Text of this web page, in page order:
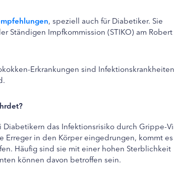
, speziell auch für Diabetiker. Sie
Ständigen Impfkommission (STIKO) am Robert
Erkrankungen sind
das Infektionsrisiko durch Grippe-
Erreger in den Körper eingedrungen, kommt es
Häufig sind sie mit einer hohen Sterblichkeit
können davon betroffen sein.